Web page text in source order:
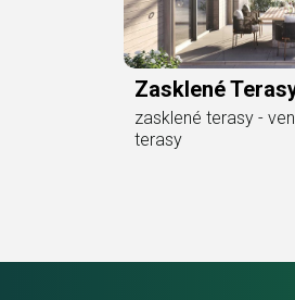
Zasklené
zasklené terasy -
terasy